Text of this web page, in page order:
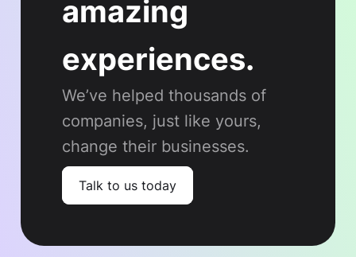
amazing
experiences.
We’ve helped thousands of
companies, just like yours,
change their businesses.
Talk to us today